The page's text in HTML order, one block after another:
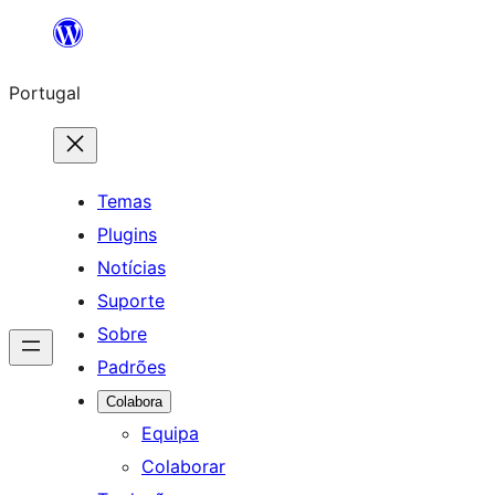
Saltar
o
conteúdo
Portugal
Temas
Plugins
Notícias
Suporte
Sobre
Padrões
Colabora
Equipa
Colaborar